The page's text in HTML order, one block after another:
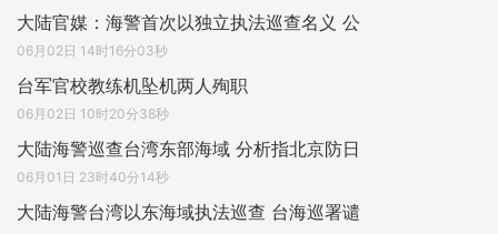
大陆官媒：海警首次以独立执法巡查名义 公
06月02日 14时16分03秒
台军官校教练机坠机两人殉职
06月02日 10时20分38秒
大陆海警巡查台湾东部海域 分析指北京防日
06月01日 23时40分14秒
大陆海警台湾以东海域执法巡查 台海巡署谴